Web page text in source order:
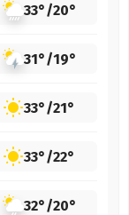
33°/20°
31°/19°
33°/21°
33°/22°
32°/20°